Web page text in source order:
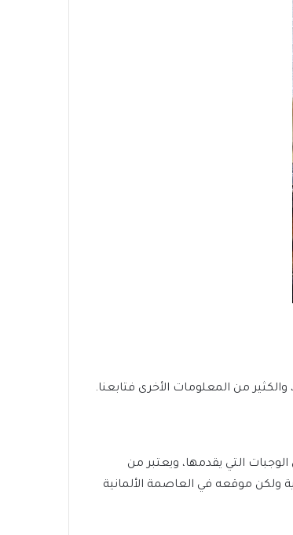
من المعلومات الأخرى فتابعنا.
التي يقدمها، ويعتبر من
ولكن موقعه في العاصمة الألمانية